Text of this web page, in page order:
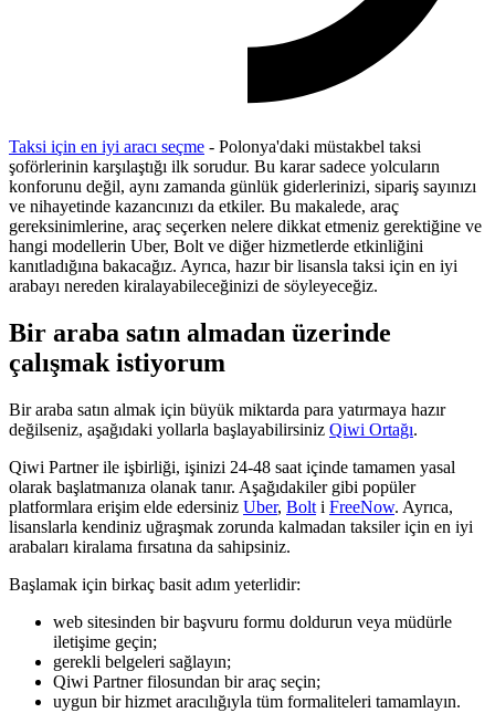
Taksi için en iyi aracı seçme - Polonya'daki müstakbel taksi
şoförlerinin karşılaştığı ilk sorudur. Bu karar sadece yolcuların
konforunu değil, aynı zamanda günlük giderlerinizi, sipariş sayınızı
ve nihayetinde kazancınızı da etkiler. Bu makalede, araç
gereksinimlerine, araç seçerken nelere dikkat etmeniz gerektiğine ve
hangi modellerin Uber, Bolt ve diğer hizmetlerde etkinliğini
kanıtladığına bakacağız. Ayrıca, hazır bir lisansla taksi için en iyi
arabayı nereden kiralayabileceğinizi de söyleyeceğiz.
Bir araba satın almadan üzerinde
çalışmak istiyorum
Bir araba satın almak için büyük miktarda para yatırmaya hazır
değilseniz, aşağıdaki yollarla başlayabilirsiniz Qiwi Ortağı.
Qiwi Partner ile işbirliği, işinizi 24-48 saat içinde tamamen yasal
olarak başlatmanıza olanak tanır. Aşağıdakiler gibi popüler
platformlara erişim elde edersiniz Uber, Bolt і FreeNow. Ayrıca,
lisanslarla kendiniz uğraşmak zorunda kalmadan taksiler için en iyi
arabaları kiralama fırsatına da sahipsiniz.
Başlamak için birkaç basit adım yeterlidir:
web sitesinden bir başvuru formu doldurun veya müdürle
iletişime geçin;
gerekli belgeleri sağlayın;
Qiwi Partner filosundan bir araç seçin;
uygun bir hizmet aracılığıyla tüm formaliteleri tamamlayın.